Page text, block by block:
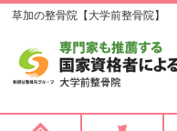
草加の整骨院【大学前整骨院】